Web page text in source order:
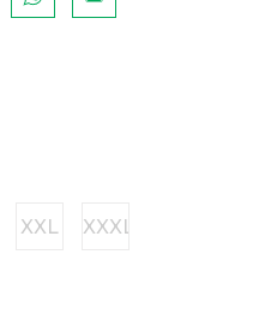
XXL XXXL